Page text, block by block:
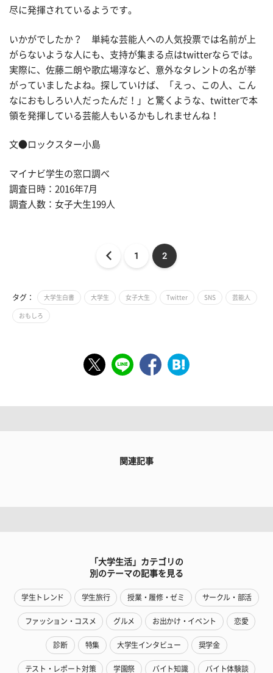
尽に発揮されているようです。
いかがでしたか？ 単純な芸能人への人気投票では名前が上
がらないような人にも、支持が集まる点はtwitterならでは。
実際に、佐藤二朗や歌広場淳など、意外なタレントの名が挙
がっていましたよね。探していけば、「えっ、この人、こん
なにおもしろい人だったんだ！」と驚くような、twitterで本
領を発揮している芸能人もいるかもしれませんね！
文●ロックスター小島
マイナビ学生の窓口調べ
調査日時：2016年7月
調査人数：女子大生199人
1 2
タグ： 大学生白書 大学生 女子大生 Twitter SNS 芸能人
おもしろ
関連記事
「大学生活」カテゴリの
別のテーマの記事を見る
学生トレンド 学生旅行 授業・履修・ゼミ サークル・部活
ファッション・コスメ グルメ お出かけ・イベント 恋愛
診断 特集 大学生インタビュー 奨学金
テスト・レポート対策 学園祭 バイト知識 バイト体験談